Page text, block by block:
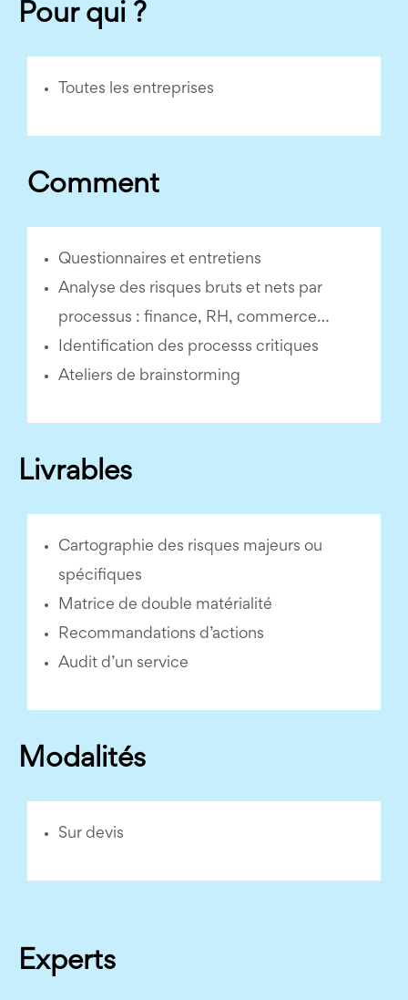
Pour qui ?
Toutes les entreprises
Comment
Questionnaires et entretiens
Analyse des risques bruts et nets par
processus : finance, RH, commerce…
Identification des processs critiques
Ateliers de brainstorming
Livrables
Cartographie des risques majeurs ou
spécifiques
Matrice de double matérialité
Recommandations d’actions
Audit d’un service
Modalités
Sur devis
Experts